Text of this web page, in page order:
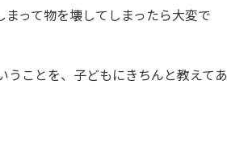
って物を壊してしまったら大変で
うことを、子どもにきちんと教えてあ